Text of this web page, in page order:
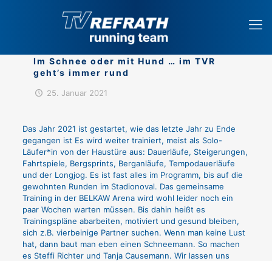
Im Schnee oder mit Hund … im TVR
geht’s immer rund
25. Januar 2021
Das Jahr 2021 ist gestartet, wie das letzte Jahr zu Ende
gegangen ist Es wird weiter trainiert, meist als Solo-
Läufer*in von der Haustüre aus: Dauerläufe, Steigerungen,
Fahrtspiele, Bergsprints, Berganläufe, Tempodauerläufe
und der Longjog. Es ist fast alles im Programm, bis auf die
gewohnten Runden im Stadionoval. Das gemeinsame
Training in der BELKAW Arena wird wohl leider noch ein
paar Wochen warten müssen. Bis dahin heißt es
Trainingspläne abarbeiten, motiviert und gesund bleiben,
sich z.B. vierbeinige Partner suchen. Wenn man keine Lust
hat, dann baut man eben einen Schneemann. So machen
es Steffi Richter und Tanja Causemann. Wir lassen uns